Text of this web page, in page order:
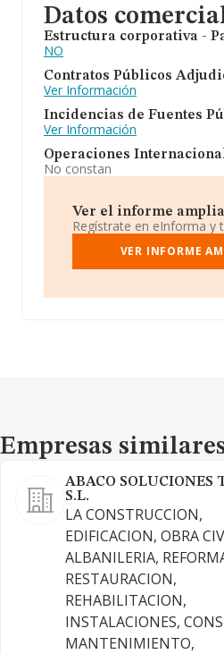
Datos
Estructura corporativa -
NO
Contratos Públicos
Ver Información
Incidencias de Fuentes
Ver Información
Operaciones
No constan
Ver el informe
Regístrate en eInforma y
VER INFORME
Empresas similares
Empresas
ABACO SOLUCIONES
S.L.
LA CONSTRUCCION,
EDIFICACION, OBRA
ALBANILERIA,
RESTAURACION,
REHABILITACION,
INSTALACIONES,
MANTENIMIENTO,